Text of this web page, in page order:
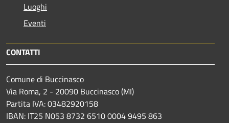
Luoghi
Eventi
CONTATTI
Comune di Buccinasco
Via Roma, 2 - 20090 Buccinasco (MI)
Partita IVA: 03482920158
IBAN: IT25 N053 8732 6510 0004 9495 863